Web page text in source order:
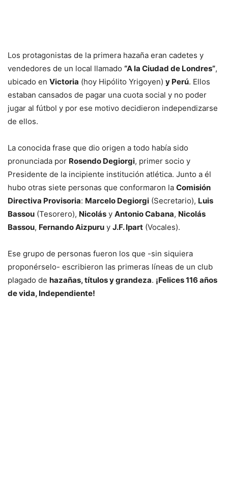
Los protagonistas de la primera hazaña eran cadetes y
vendedores de un local llamado “A la Ciudad de Londres”,
ubicado en Victoria (hoy Hipólito Yrigoyen) y Perú. Ellos
estaban cansados de pagar una cuota social y no poder
jugar al fútbol y por ese motivo decidieron independizarse
de ellos.
La conocida frase que dio origen a todo había sido
pronunciada por Rosendo Degiorgi, primer socio y
Presidente de la incipiente institución atlética. Junto a él
hubo otras siete personas que conformaron la Comisión
Directiva Provisoria: Marcelo Degiorgi (Secretario), Luis
Bassou (Tesorero), Nicolás y Antonio Cabana, Nicolás
Bassou, Fernando Aizpuru y J.F. Ipart (Vocales).
Ese grupo de personas fueron los que -sin siquiera
proponérselo- escribieron las primeras líneas de un club
plagado de hazañas, títulos y grandeza. ¡Felices 116 años
de vida, Independiente!